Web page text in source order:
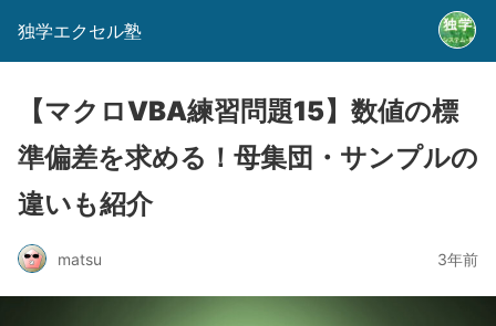
独学エクセル塾
【マクロVBA練習問題15】数値の標
準偏差を求める！母集団・サンプルの
違いも紹介
matsu 3年前